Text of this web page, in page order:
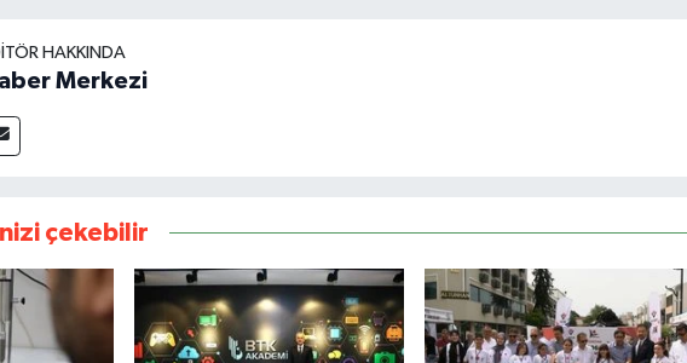
HAKKINDA
Merkezi
çekebilir